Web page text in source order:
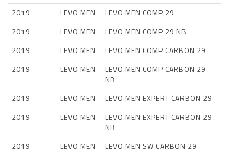
2019 LEVO MEN
LEVO MEN COMP 29
2019
LEVO MEN
LEVO MEN COMP 29 NB
2019
LEVO MEN
LEVO MEN COMP CARBON 29
2019
LEVO MEN
LEVO MEN COMP CARBON 29
NB
2019
LEVO MEN
LEVO MEN EXPERT CARBON 29
2019
LEVO MEN
LEVO MEN EXPERT CARBON 29
NB
2019
LEVO MEN
LEVO MEN SW CARBON 29